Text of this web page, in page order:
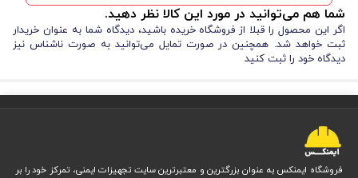
شما هم می‌توانید در مورد این کالا نظر دهید.
اگر این محصول را قبلا از فروشگاه خریده باشید، دیدگاه شما به عنوان خریدار
ثبت خواهد شد. همچنین در صورت تمایل می‌توانید به صورت ناشناس نیز
دیدگاه خود را ثبت کنید
فروشگاه ایمنکس به عنوان بزرگترین و معتبرترین سایت تجهیزات ایمنی، تمرکز خود را بر